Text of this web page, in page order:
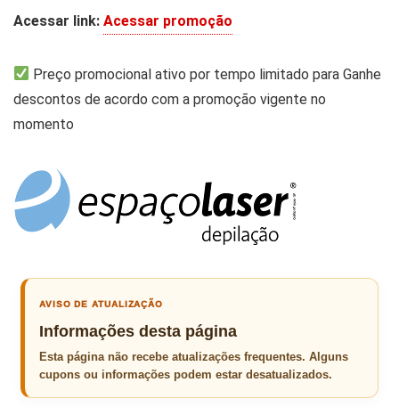
Acessar link: Acessar promoção
Preço promocional ativo por tempo limitado para Ganhe
descontos de acordo com a promoção vigente no
momento
AVISO DE ATUALIZAÇÃO
Informações desta página
Esta página não recebe atualizações frequentes. Alguns
cupons ou informações podem estar desatualizados.